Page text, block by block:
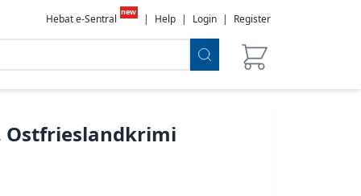
Hebat e-Sentral
new
| Help | Login | Register
Ostfrieslandkrimi